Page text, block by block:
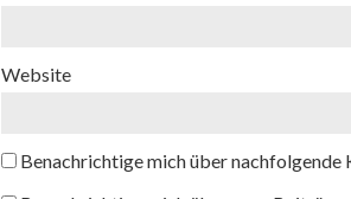
Website
Benachrichtige mich über nachfolgende